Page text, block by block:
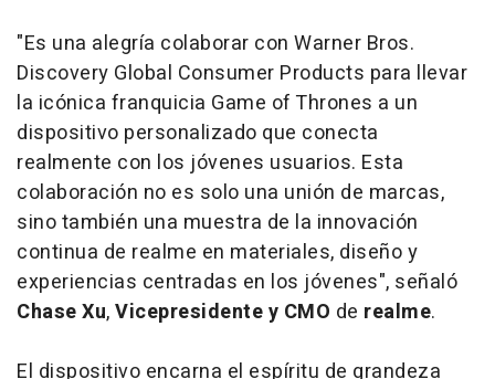
"Es una alegría colaborar con Warner Bros.
Discovery Global Consumer Products para llevar
la icónica franquicia Game of Thrones a un
dispositivo personalizado que conecta
realmente con los jóvenes usuarios. Esta
colaboración no es solo una unión de marcas,
sino también una muestra de la innovación
continua de realme en materiales, diseño y
experiencias centradas en los jóvenes", señaló
Chase Xu,Vicepresidente y CMO de realme.
El dispositivo encarna el espíritu de grandeza